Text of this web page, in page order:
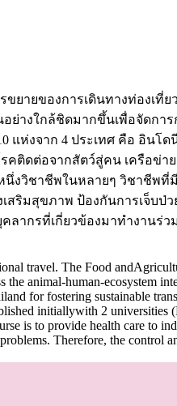
ยของการเดินทางท่องเที่ยว
ย่างใกล้ชิดมากขึ้นเพื่อจัดกา
ห่งจาก 4 ประเทศ คือ อินโด
ติดต่อจากสัตว์สู่คน เครือข่า
นึ่งวิชาชีพในหลายๆ วิชาชีพ
ริมสุขภาพ ป้องกันการเจ็บป่
ากรที่เกี่ยวข้องมาทำงานร่ว
travel. The Food
animal-human-ecosystem
for fostering sustainable
initiallywith 2
is to provide health care to
Therefore, the control